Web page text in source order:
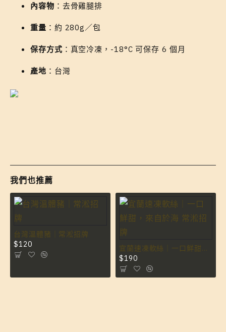
內容物 ：去骨雞腿排
重量 ：約 280g／包
保存方式 ：真空冷凍，-18°C 可保存 6 個月
產地 ：台灣
我們也推薦
台灣溫體豬｜常淞招牌
$120
宜蘭速凍軟絲｜一口鮮甜，來自於海 常淞招牌
$190